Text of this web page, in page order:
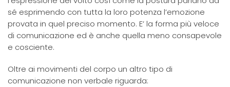
sé esprimendo con tutta la loro potenza l’emozione
provata in quel preciso momento. E’ la forma più veloce
di comunicazione ed è anche quella meno consapevole
e cosciente.
Oltre ai movimenti del corpo un altro tipo di
comunicazione non verbale riguarda: